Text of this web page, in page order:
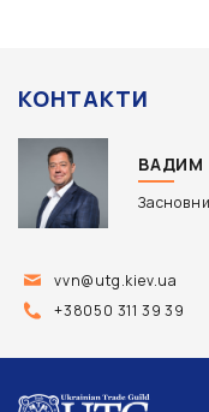
КОНТАКТИ
ВАДИМ
vvn@utg.kiev.ua
+38050 311 39 39